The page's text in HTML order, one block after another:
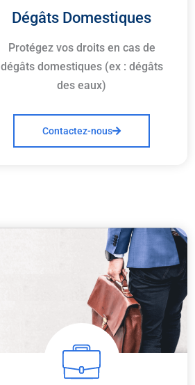
Dégâts Domestiques
Protégez vos droits en cas de
dégâts domestiques (ex : dégâts
des eaux)
Contactez-nous